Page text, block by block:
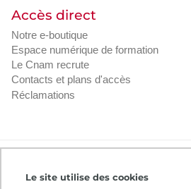
Le site utilise des cookies
Accès direct
Notre e-boutique
Espace numérique de formation
Le Cnam recrute
Contacts et plans d'accès
Réclamations
Règlement intérieur